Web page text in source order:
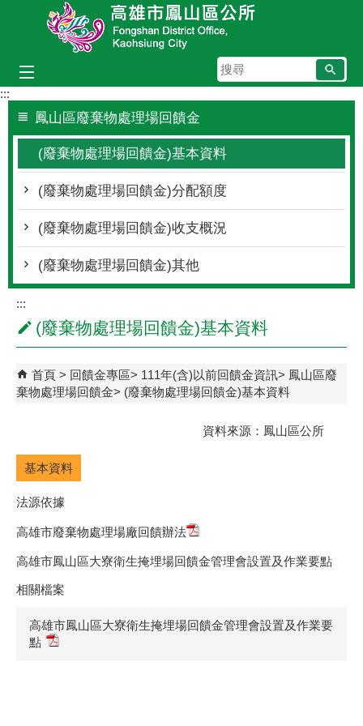
跳到主要內容區塊
搜
尋
:::
鳳山區廢棄物處理場回饋金
(廢棄物處理場回饋金)基本資料
(廢棄物處理場回饋金)分配額度
(廢棄物處理場回饋金)收支概況
(廢棄物處理場回饋金)其他
:::
(廢棄物處理場回饋金)基本資料
首頁 回饋金專區 111年(含)以前回饋金資訊
鳳山區廢
棄物處理場回饋金
(廢棄物處理場回饋金)基本資料
資料來源：鳳山區公所
基本資料
法源依據
高雄市廢棄物處理場廠回饋辦法
高雄市鳳山區大寮衛生掩埋場回饋金管理會設置及作業要點
相關檔案
高雄市鳳山區大寮衛生掩埋場回饋金管理會設置及作業要
點